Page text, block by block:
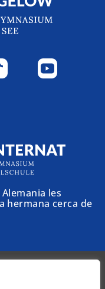
les
hermana cerca de